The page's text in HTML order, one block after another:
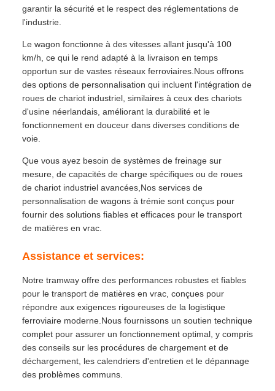
garantir la sécurité et le respect des réglementations de
l'industrie.
Le wagon fonctionne à des vitesses allant jusqu'à 100
km/h, ce qui le rend adapté à la livraison en temps
opportun sur de vastes réseaux ferroviaires.Nous offrons
des options de personnalisation qui incluent l'intégration de
roues de chariot industriel, similaires à ceux des chariots
d'usine néerlandais, améliorant la durabilité et le
fonctionnement en douceur dans diverses conditions de
voie.
Que vous ayez besoin de systèmes de freinage sur
mesure, de capacités de charge spécifiques ou de roues
de chariot industriel avancées,Nos services de
personnalisation de wagons à trémie sont conçus pour
fournir des solutions fiables et efficaces pour le transport
de matières en vrac.
Assistance et services:
Notre tramway offre des performances robustes et fiables
pour le transport de matières en vrac, conçues pour
répondre aux exigences rigoureuses de la logistique
ferroviaire moderne.Nous fournissons un soutien technique
complet pour assurer un fonctionnement optimal, y compris
des conseils sur les procédures de chargement et de
déchargement, les calendriers d'entretien et le dépannage
des problèmes communs.